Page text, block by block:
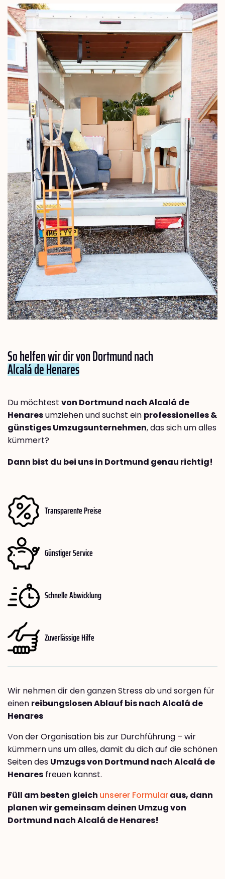
So helfen wir dir von Dortmund nach
Alcalá de Henares
Du möchtest von Dortmund nach Alcalá de
Henaresumziehen und suchst ein professionelles &
günstiges Umzugsunternehmen, das sich um alles
kümmert?
Dann bist du bei uns in Dortmund genau richtig!
Transparente Preise
Günstiger Service
Schnelle Abwicklung
Zuverlässige Hilfe
Wir nehmen dir den ganzen Stress ab und sorgen für
einen reibungslosen Ablauf bis nach Alcalá de
Henares
Von der Organisation bis zur Durchführung – wir
kümmern uns um alles, damit du dich auf die schönen
Seiten des Umzugs von Dortmund nach Alcalá de
Henares freuen kannst.
Füll am besten gleich unserer Formularaus, dann
planen wir gemeinsam deinen Umzug von
Dortmund nach Alcalá de Henares!